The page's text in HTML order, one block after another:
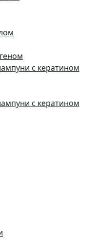
с кератином
с кератином